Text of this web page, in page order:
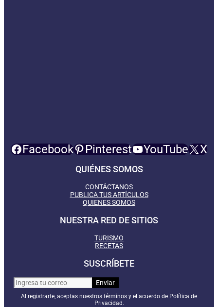
Facebook Pinterest YouTube X
QUIÉNES SOMOS
CONTÁCTANOS
PUBLICA TUS ARTÍCULOS
QUIENES SOMOS
NUESTRA RED DE SITIOS
TURISMO
RECETAS
SUSCRÍBETE
Al registrarte, aceptas nuestros términos y el acuerdo de Política de
Privacidad.